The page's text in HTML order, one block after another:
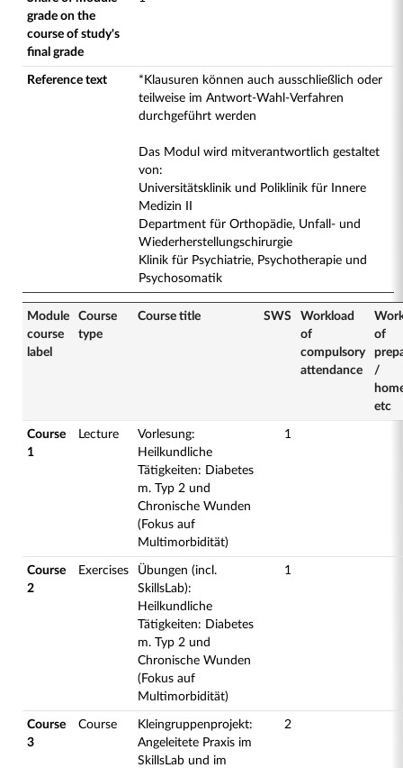
grade on the
course of study's
final grade
Reference text
*Klausuren können auch ausschließlich oder
teilweise im Antwort-Wahl-Verfahren
durchgeführt werden
Das Modul wird mitverantwortlich gestaltet
von:
Universitätsklinik und Poliklinik für Innere
Medizin II
Department für Orthopädie, Unfall- und
Wiederherstellungschirurgie
Klinik für Psychiatrie, Psychotherapie und
Psychosomatik
Module
course
label
Course
type
Course title SWS
Workload
of
compulsory
attendance
of
/
etc
Course
1
Lecture
Vorlesung:
Heilkundliche
Tätigkeiten: Diabetes
m. Typ 2 und
Chronische Wunden
(Fokus auf
Multimorbidität)
1
Course
2
Exercises
Übungen (incl.
SkillsLab):
Heilkundliche
Tätigkeiten: Diabetes
m. Typ 2 und
Chronische Wunden
(Fokus auf
Multimorbidität)
1
Course
3
Course
Kleingruppenprojekt:
Angeleitete Praxis im
SkillsLab und im
2